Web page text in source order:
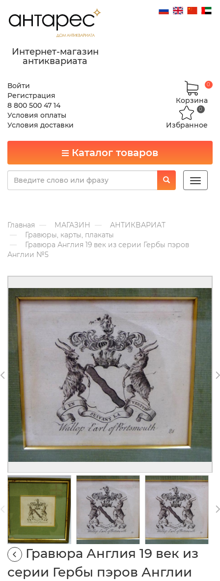
Интернет-магазин
антиквариата
Войти
Регистрация
8 800 500 47 14
Условия оплаты
Условия доставки
Корзина
0
Избранное
0
Каталог товаров
Toggle
Главная МАГАЗИН
АНТИКВАРИАТ
Гравюры, карты, плакаты
Гравюра Англия 19 век из серии Гербы пэров
Англии №5
Гравюра Англия 19 век из
серии Гербы пэров Англии